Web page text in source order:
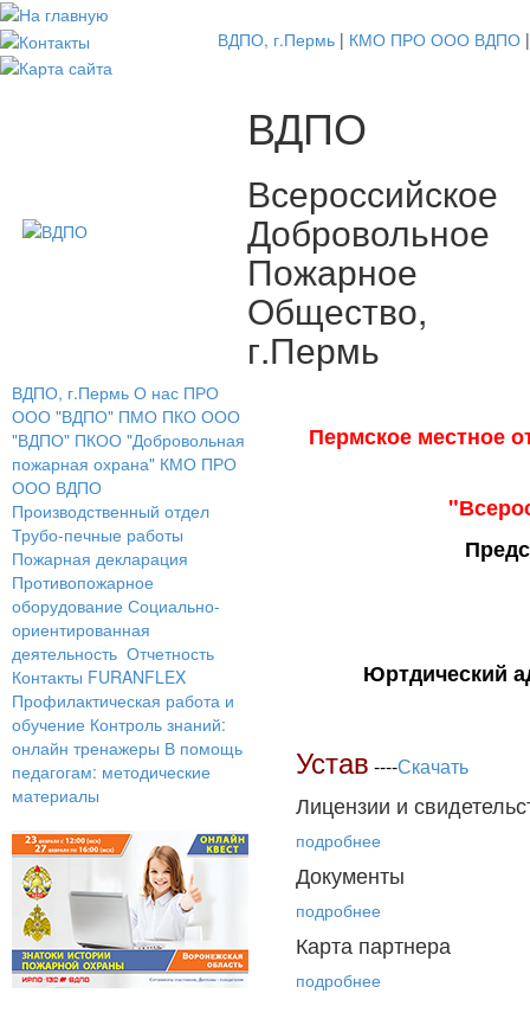
ВДПО, г.Пермь | КМО ПРО ООО ВДПО |
ВДПО
Всероссийское
Добровольное
Пожарное
Общество,
г.Пермь
ВДПО, г.Пермь О нас ПРО
ООО "ВДПО" ПМО ПКО ООО
"ВДПО" ПКОО "Добровольная
пожарная охрана" КМО ПРО
ООО ВДПО
Производственный отдел
Трубо-печные работы
Пожарная декларация
Противопожарное
оборудование Социально-
ориентированная
деятельность Отчетность
Контакты FURANFLEX
Профилактическая работа и
обучение Контроль знаний:
онлайн тренажеры В помощь
педагогам: методические
материалы
Пермское местное
Юртдический
Устав ----Скачать
Лицензии и
подробнее
Документы
подробнее
Карта партнера
подробнее